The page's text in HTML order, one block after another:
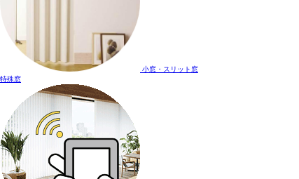
小窓・スリット窓
特殊窓